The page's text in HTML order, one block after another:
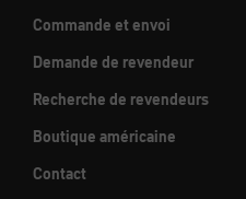
Commande et envoi
Demande de revendeur
Recherche de revendeurs
Boutique américaine
Contact